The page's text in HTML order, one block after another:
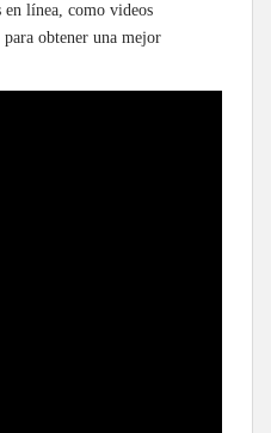
en línea, como videos
obtener una mejor